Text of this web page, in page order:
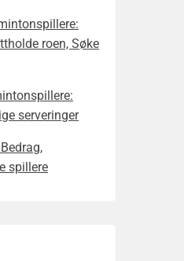
roen, Søke
serveringer
spillere